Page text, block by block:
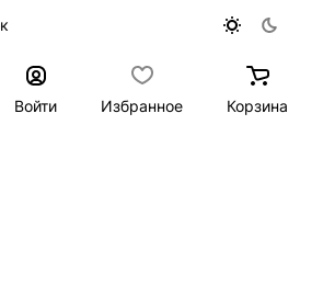
Войти
Избранное Корзина